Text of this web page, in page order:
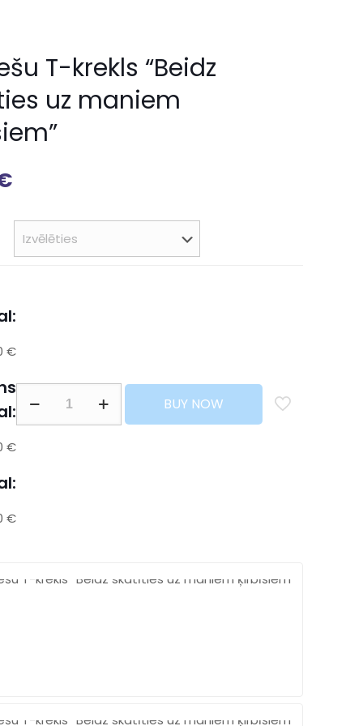
T-krekls “Beidz
uz maniem
€
€
€
BUY NOW